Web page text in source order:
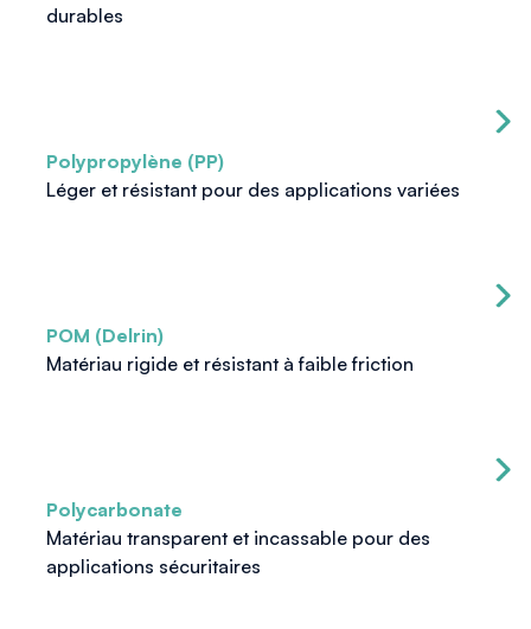
durables
Polypropylène (PP)
Léger et résistant pour des applications variées
POM (Delrin)
Matériau rigide et résistant à faible friction
Polycarbonate
Matériau transparent et incassable pour des
applications sécuritaires